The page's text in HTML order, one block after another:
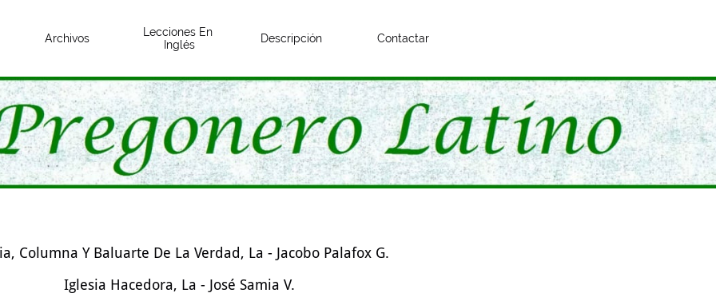
Archivos
Lecciones En
Inglés
Descripción Contactar
Columna Y Baluarte De La Verdad, La - Jacobo Palafox G.
Iglesia Hacedora, La - José Samia V.